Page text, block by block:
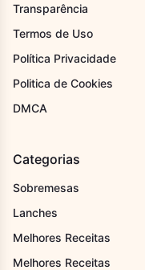
Transparência
Termos de Uso
Política Privacidade
Politica de Cookies
DMCA
Categorias
Sobremesas
Lanches
Melhores Receitas
Melhores Receitas